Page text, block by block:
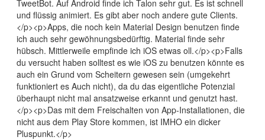
TweetBot. Auf Android finde ich Talon sehr gut. Es ist schnell
und flüssig animiert. Es gibt aber noch andere gute Clients.
</p><p>Apps, die noch kein Material Design benutzen finde
ich auch sehr gewöhnungsbedürftig. Material finde sehr
hübsch. Mittlerweile empfinde ich iOS etwas oll.</p><p>Falls
du versucht haben solltest es wie iOS zu benutzen könnte es
auch ein Grund vom Scheitern gewesen sein (umgekehrt
funktioniert es Auch nicht), da du das eigentliche Potenzial
überhaupt nicht mal ansatzweise erkannt und genutzt hast.
</p><p>Das mit dem Freischalten von App-Installationen, die
nicht aus dem Play Store kommen, ist IMHO ein dicker
Pluspunkt.</p>